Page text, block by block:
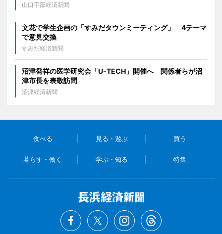
山口宇部経済新聞
文花で学生企画の「すみだタウンミーティング」 4テーマ
で意見交換
すみだ経済新聞
沼津発祥の医学研究会「U-TECH」開催へ 関係者らが沼
津市長を表敬訪問
沼津経済新聞
食べる 見る・遊ぶ 買う
暮らす・働く 学ぶ・知る 特集